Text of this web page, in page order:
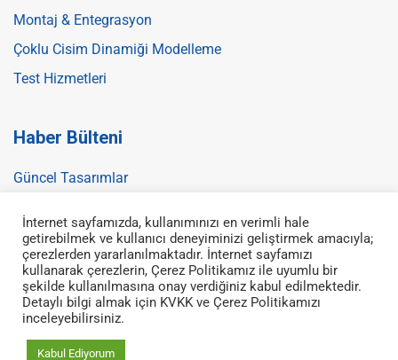
Montaj & Entegrasyon
Çoklu Cisim Dinamiği Modelleme
Test Hizmetleri
Haber Bülteni
Güncel Tasarımlar
Her hakkı saklıdır. © 2021 DETS Dinamik Mühendislik Teknoloji
Sistemleri San. Tic. Ltd. Şti.
İnternet sayfamızda, kullanımınızı en verimli hale
getirebilmek ve kullanıcı deneyiminizi geliştirmek amacıyla;
çerezlerden yararlanılmaktadır. İnternet sayfamızı
kullanarak çerezlerin, Çerez Politikamız ile uyumlu bir
şekilde kullanılmasına onay verdiğiniz kabul edilmektedir.
Detaylı bilgi almak için KVKK ve Çerez Politikamızı
inceleyebilirsiniz.
Kabul Ediyorum